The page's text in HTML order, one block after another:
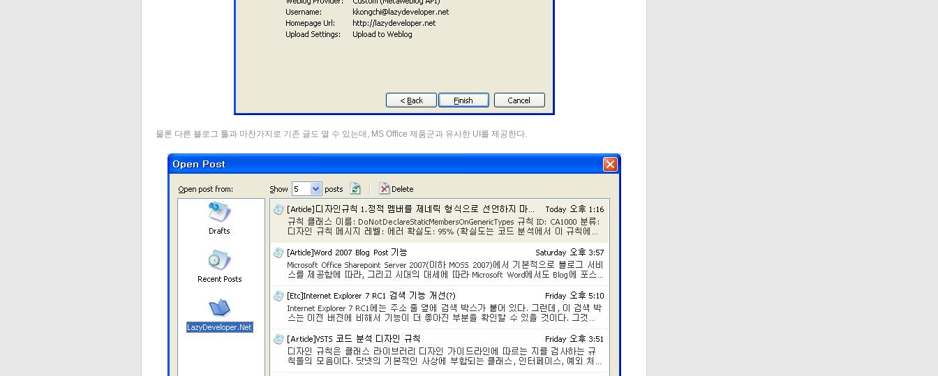
물론 다른 블로그 툴과 마찬가지로 기존 글도 열 수 있는데, MS Office 제품군과 유사한 UI를 제공한다.